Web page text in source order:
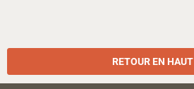
RETOUR EN HAUT